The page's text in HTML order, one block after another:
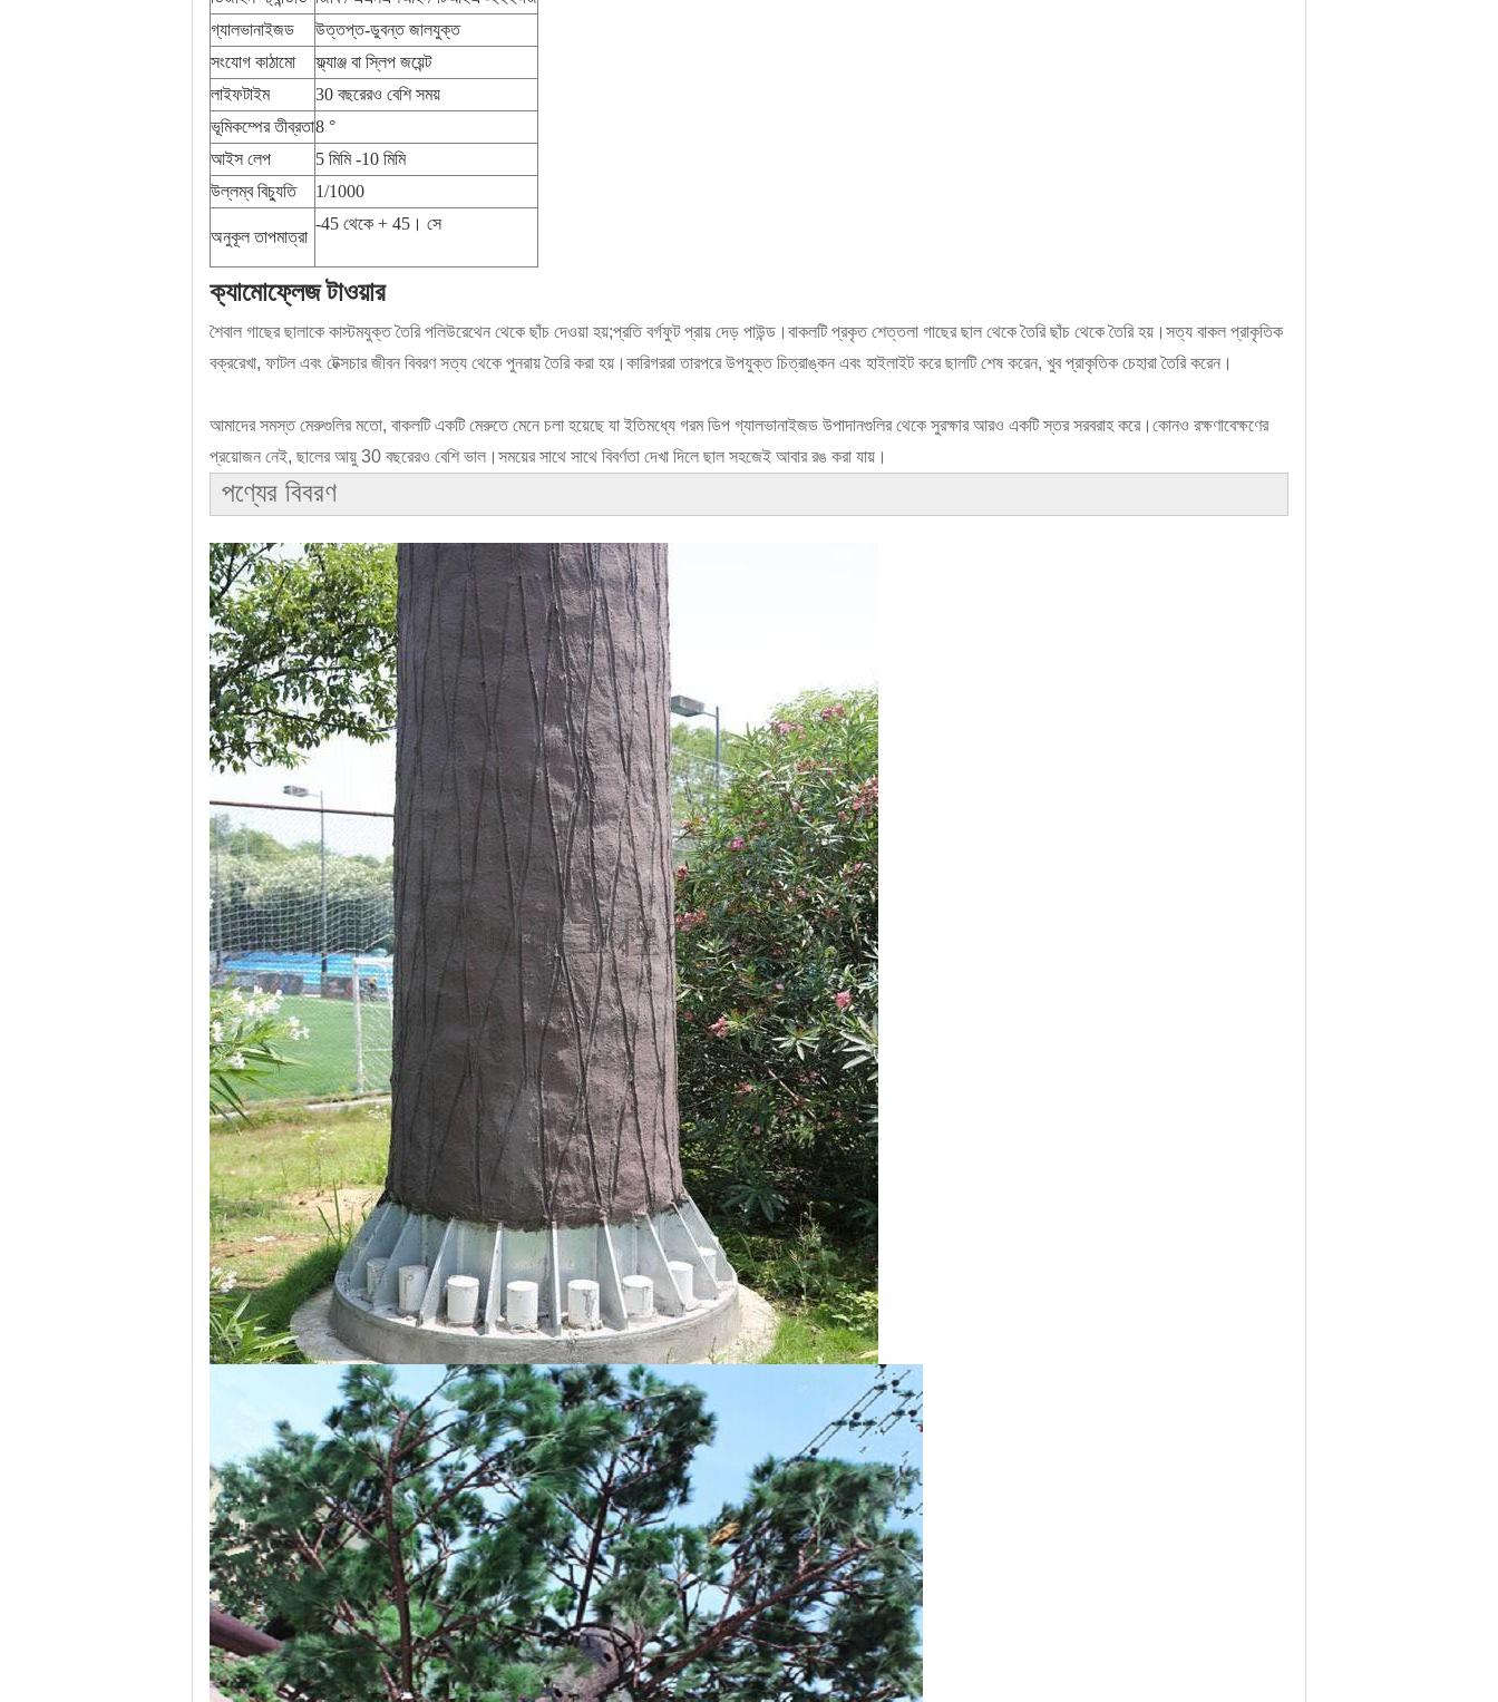
গ্যালভানাইজড
উত্তপ্ত-ডুবন্ত জালযুক্ত
সংযোগ কাঠামো
ফ্ল্যাঞ্জ বা স্লিপ জয়েন্ট
লাইফটাইম
30 বছরেরও বেশি সময়
ভূমিকম্পের তীব্রতা8 °
আইস লেপ
5 মিমি -10 মিমি
উল্লম্ব বিচ্যুতি
1/1000
অনুকূল তাপমাত্রা
-45 থেকে + 45। সে
ক্যামোফ্লেজ টাওয়ার
শৈবাল গাছের ছালাকে কাস্টমযুক্ত তৈরি পলিউরেথেন থেকে ছাঁচ দেওয়া হয়;প্রতি বর্গফুট প্রায় দেড় পাউন্ড।বাকলটি প্রকৃত শেত্তলা গাছের ছাল থেকে তৈরি ছাঁচ থেকে তৈরি হয়।সত্য বাকল প্রাকৃতিক
বক্ররেখা, ফাটল এবং টেক্সচার জীবন বিবরণ সত্য থেকে পুনরায় তৈরি করা হয়।কারিগররা তারপরে উপযুক্ত চিত্রাঙ্কন এবং হাইলাইট করে ছালটি শেষ করেন, খুব প্রাকৃতিক চেহারা তৈরি করেন।
আমাদের সমস্ত মেরুগুলির মতো, বাকলটি একটি মেরুতে মেনে চলা হয়েছে যা ইতিমধ্যে গরম ডিপ গ্যালভানাইজড উপাদানগুলির থেকে সুরক্ষার আরও একটি স্তর সরবরাহ করে।কোনও রক্ষণাবেক্ষণের
প্রয়োজন নেই, ছালের আয়ু 30 বছরেরও বেশি ভাল।সময়ের সাথে সাথে বিবর্ণতা দেখা দিলে ছাল সহজেই আবার রঙ করা যায়।
পণ্যের বিবরণ